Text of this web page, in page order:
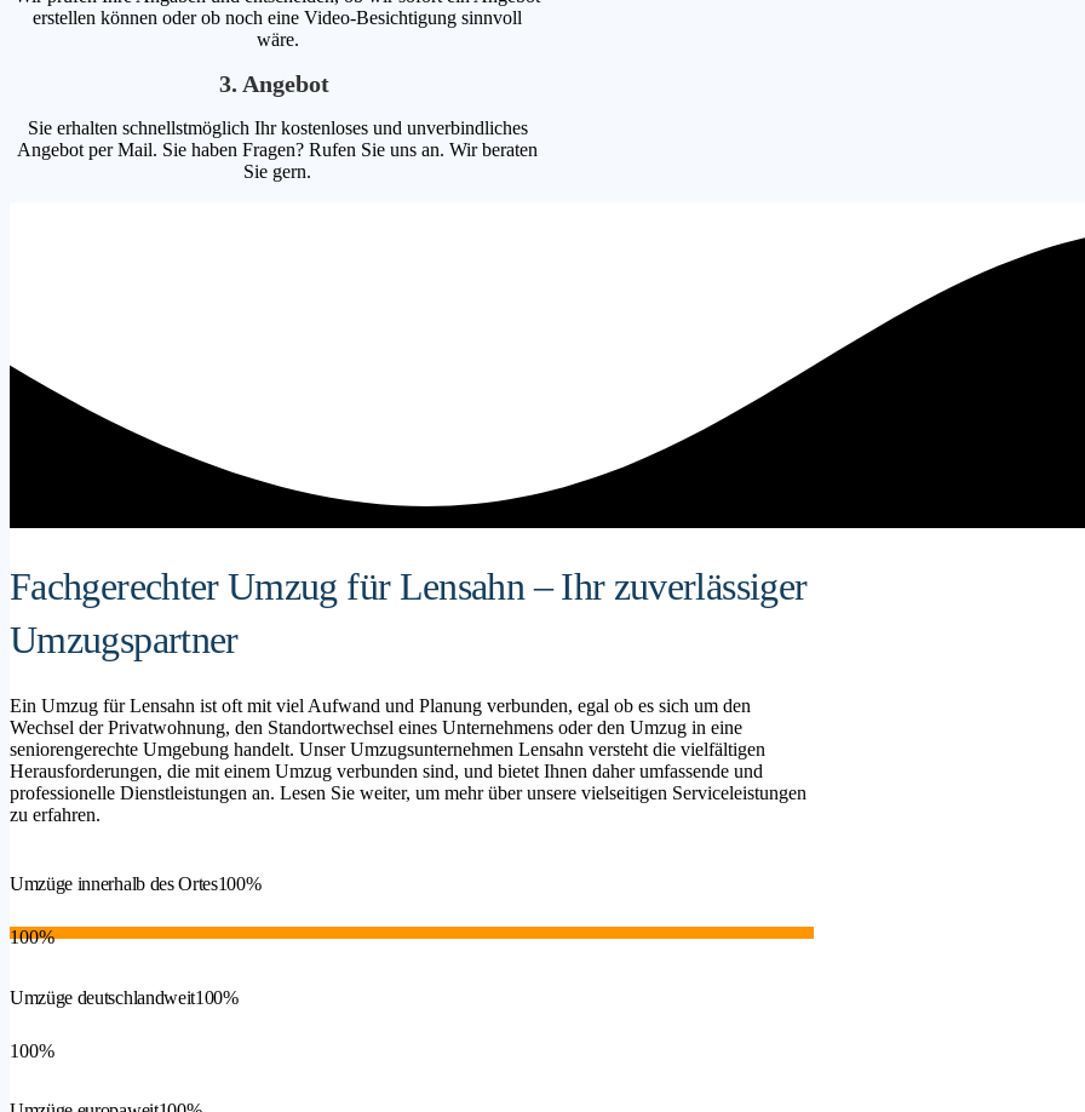
erstellen können oder ob noch eine Video-Besichtigung sinnvoll
wäre.
3. Angebot
Sie erhalten schnellstmöglich Ihr kostenloses und unverbindliches
Angebot per Mail. Sie haben Fragen? Rufen Sie uns an. Wir beraten
Sie gern.
Fachgerechter Umzug für Lensahn – Ihr zuverlässiger
Umzugspartner
Ein Umzug für Lensahn ist oft mit viel Aufwand und Planung verbunden, egal ob es sich um den
Wechsel der Privatwohnung, den Standortwechsel eines Unternehmens oder den Umzug in eine
seniorengerechte Umgebung handelt. Unser Umzugsunternehmen Lensahn versteht die vielfältigen
Herausforderungen, die mit einem Umzug verbunden sind, und bietet Ihnen daher umfassende und
professionelle Dienstleistungen an. Lesen Sie weiter, um mehr über unsere vielseitigen Serviceleistungen
zu erfahren.
Umzüge innerhalb des Ortes100%
100%
Umzüge deutschlandweit100%
100%